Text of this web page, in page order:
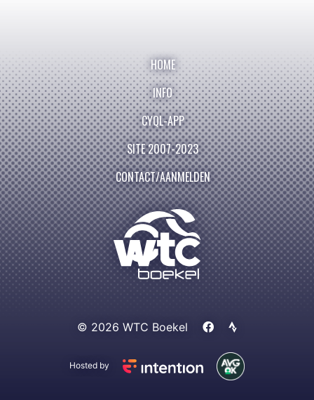
HOME
INFO
CYQL-APP
SITE 2007-2023
CONTACT/AANMELDEN
© 2026 WTC Boekel
Hosted by